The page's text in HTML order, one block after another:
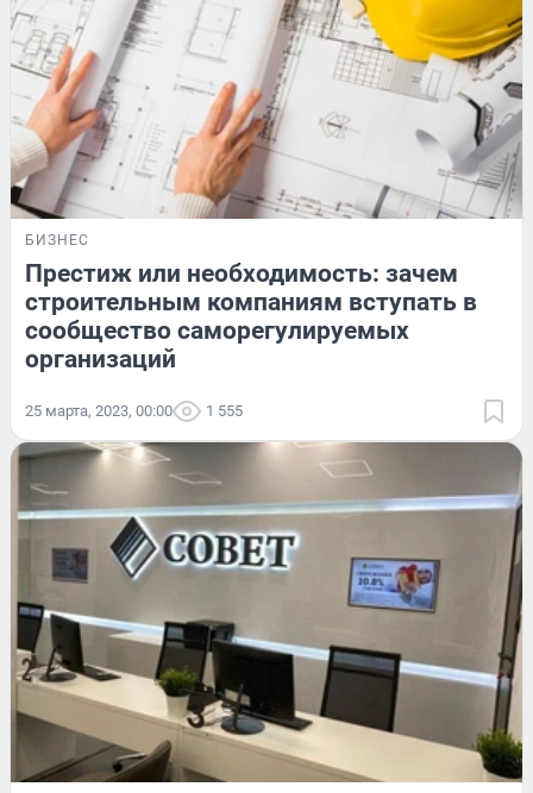
БИЗНЕС
Престиж или необходимость: зачем
строительным компаниям вступать в
сообщество саморегулируемых
организаций
25 марта, 2023, 00:00 1 555